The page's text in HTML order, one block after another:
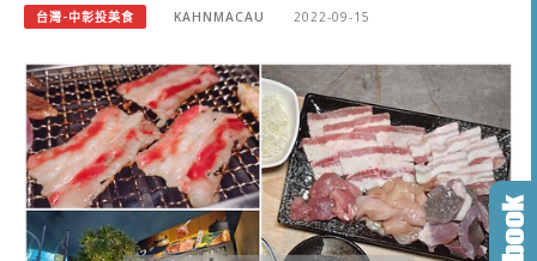
台灣-中彰投美食 KAHNMACAU 2022-09-15